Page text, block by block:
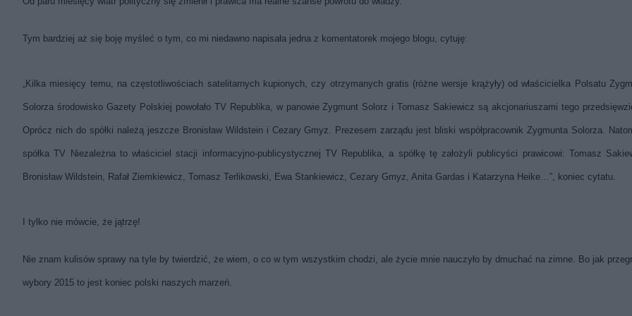
Tym bardziej aż się boję myśleć o tym, co mi niedawno napisała jedna z komentatorek mojego blogu, cytuję:
„Kilka miesięcy temu, na częstotliwościach satelitarnych kupionych, czy otrzymanych gratis (różne wersje krążyły) od właścicielka Polsatu
Solorza środowisko Gazety Polskiej powołało TV Republika, w panowie Zygmunt Solorz i Tomasz Sakiewicz są akcjonariuszami tego
Oprócz nich do spółki należą jeszcze Bronisław Wildstein i Cezary Gmyz. Prezesem zarządu jest bliski współpracownik Zygmunta Solorza.
spółka TV Niezależna to właściciel stacji informacyjno-publicystycznej TV Republika, a spółkę tę założyli publicyści prawicowi: Tomasz
Bronisław Wildstein, Rafał Ziemkiewicz, Tomasz Terlikowski, Ewa Stankiewicz, Cezary Gmyz, Anita Gardas i Katarzyna Heike…”, koniec cytatu.
I tylko nie mówcie, że jątrzę!
Nie znam kulisów sprawy na tyle by twierdzić, że wiem, o co w tym wszystkim chodzi, ale życie mnie nauczyło by dmuchać na zimne. Bo jak
wybory 2015 to jest koniec polski naszych marzeń.